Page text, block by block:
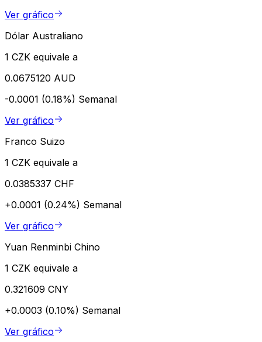
Ver gráfico
Dólar Australiano
1 CZK equivale a
0.0675120 AUD
-0.0001 (0.18%) Semanal
Ver gráfico
Franco Suizo
1 CZK equivale a
0.0385337 CHF
+0.0001 (0.24%) Semanal
Ver gráfico
Yuan Renminbi Chino
1 CZK equivale a
0.321609 CNY
+0.0003 (0.10%) Semanal
Ver gráfico